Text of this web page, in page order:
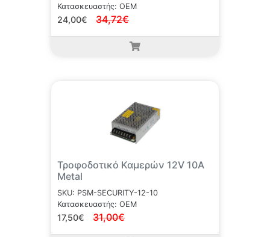
Κατασκευαστής: OEM
24,00€ 34,72€
Τροφοδοτικό Καμερών 12V 10A
Metal
SKU: PSM-SECURITY-12-10
Κατασκευαστής: OEM
17,50€ 31,00€